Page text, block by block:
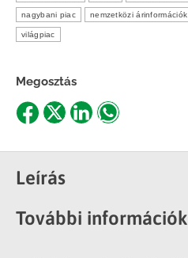
nagybani piac nemzetközi árinformációk
világpiac
Megosztás
Share
Facebook
Share
X
ShareShare
Leírás
További információk